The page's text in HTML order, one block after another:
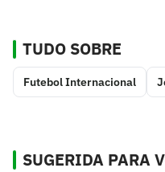
TUDO SOBRE
Futebol Internacional
SUGERIDA PARA